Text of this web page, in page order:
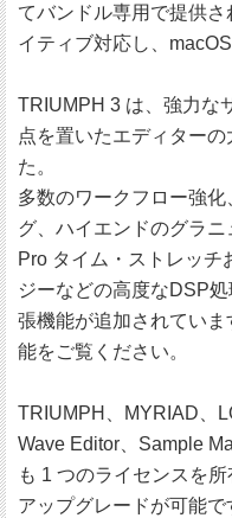
てバンドル専用で提供
イティブ対応し、
TRIUMPH 3 は、強力な
点を置いたエディター
た。
多数のワークフロー強
グ、ハイエンドのグラ
Pro タイム・ストレッチ
ジーなどの高度なDSP
張機能が追加されてい
能をご覧ください。
TRIUMPH、MYRIAD、
Wave Editor、Sample
も 1 つのライセンスを
アップグレードが可能